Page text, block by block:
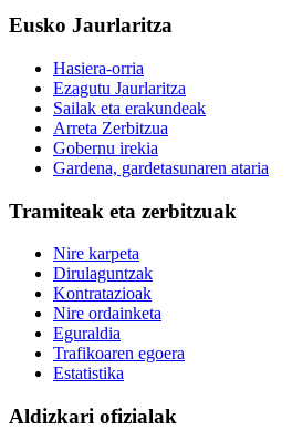
Eusko Jaurlaritza
Hasiera-orria
Ezagutu Jaurlaritza
Sailak eta erakundeak
Arreta Zerbitzua
Gobernu irekia
Gardena, gardetasunaren ataria
Tramiteak eta zerbitzuak
Nire karpeta
Dirulaguntzak
Kontratazioak
Nire ordainketa
Eguraldia
Trafikoaren egoera
Estatistika
Aldizkari ofizialak